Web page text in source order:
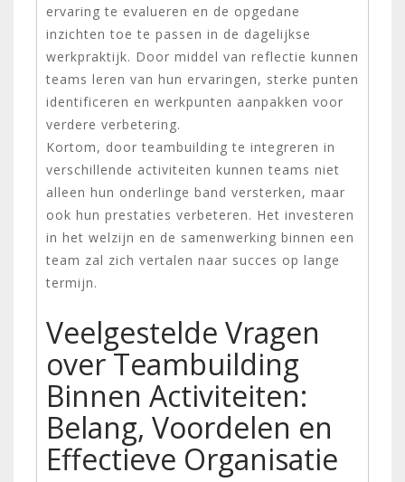
ervaring te evalueren en de opgedane
inzichten toe te passen in de dagelijkse
werkpraktijk. Door middel van reflectie kunnen
teams leren van hun ervaringen, sterke punten
identificeren en werkpunten aanpakken voor
verdere verbetering.
Kortom, door teambuilding te integreren in
verschillende activiteiten kunnen teams niet
alleen hun onderlinge band versterken, maar
ook hun prestaties verbeteren. Het investeren
in het welzijn en de samenwerking binnen een
team zal zich vertalen naar succes op lange
termijn.
Veelgestelde Vragen
over Teambuilding
Binnen Activiteiten:
Belang, Voordelen en
Effectieve Organisatie